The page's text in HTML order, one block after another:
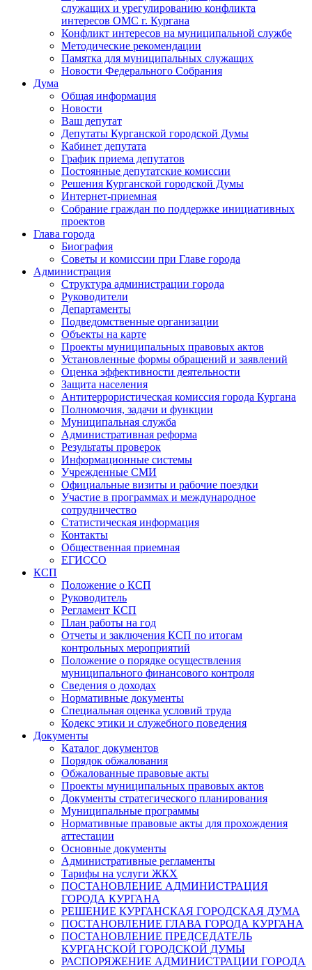
служащих и урегулированию конфликта
интересов ОМС г. Кургана
Конфликт интересов на муниципальной службе
Методические рекомендации
Памятка для муниципальных служащих
Новости Федерального Cобрания
Дума
Общая информация
Новости
Ваш депутат
Депутаты Курганской городской Думы
Кабинет депутата
График приема депутатов
Постоянные депутатские комиссии
Решения Курганской городской Думы
Интернет-приемная
Собрание граждан по поддержке инициативных
проектов
Глава города
Биография
Советы и комиссии при Главе города
Администрация
Структура администрации города
Руководители
Департаменты
Подведомственные организации
Объекты на карте
Проекты муниципальных правовых актов
Установленные формы обращений и заявлений
Оценка эффективности деятельности
Защита населения
Антитеррористическая комиссия города Кургана
Полномочия, задачи и функции
Муниципальная служба
Административная реформа
Результаты проверок
Информационные системы
Учрежденные СМИ
Официальные визиты и рабочие поездки
Участие в программах и международное
сотрудничество
Статистическая информация
Контакты
Общественная приемная
ЕГИССО
КСП
Положение о КСП
Руководитель
Регламент КСП
План работы на год
Отчеты и заключения КСП по итогам
контрольных мероприятий
Положение о порядке осуществления
муниципального финансового контроля
Сведения о доходах
Нормативные документы
Специальная оценка условий труда
Кодекс этики и служебного поведения
Документы
Каталог документов
Порядок обжалования
Обжалованные правовые акты
Проекты муниципальных правовых актов
Документы стратегического планирования
Муниципальные программы
Нормативные правовые акты для прохождения
аттестации
Основные документы
Административные регламенты
Тарифы на услуги ЖКХ
ПОСТАНОВЛЕНИЕ АДМИНИСТРАЦИЯ
ГОРОДА КУРГАНА
РЕШЕНИЕ КУРГАНСКАЯ ГОРОДСКАЯ ДУМА
ПОСТАНОВЛЕНИЕ ГЛАВА ГОРОДА КУРГАНА
ПОСТАНОВЛЕНИЕ ПРЕДСЕДАТЕЛЬ
КУРГАНСКОЙ ГОРОДСКОЙ ДУМЫ
РАСПОРЯЖЕНИЕ АДМИНИСТРАЦИИ ГОРОДА